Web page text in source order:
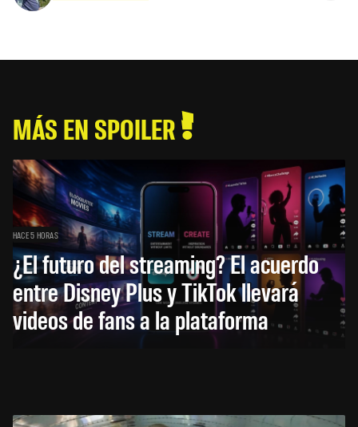
MÁS EN SPOILER
HACE 5 HORAS
¿El futuro del streaming? El acuerdo
entre Disney Plus y TikTok llevará
videos de fans a la plataforma